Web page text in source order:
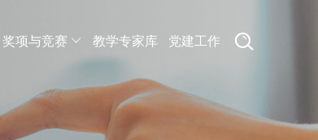
奖项与竞赛 教学专家库 党建工作